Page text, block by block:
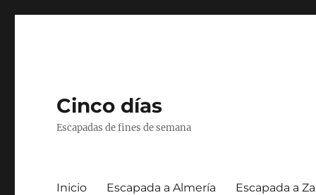
Cinco días
Escapadas de fines de semana
Inicio Escapada a Almería Escapada a